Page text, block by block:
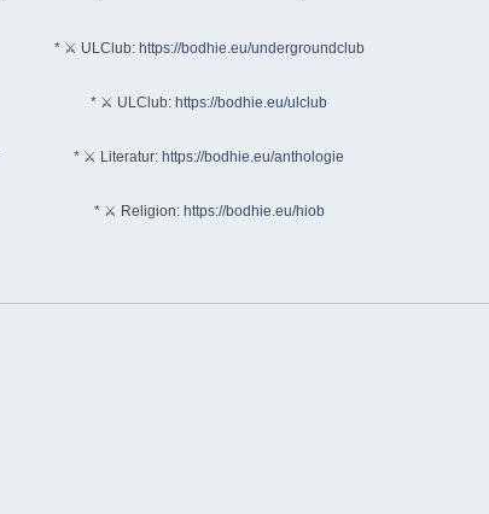
* ⚔ ULClub: https://bodhie.eu/undergroundclub
* ⚔ ULClub: https://bodhie.eu/ulclub
* ⚔ Literatur: https://bodhie.eu/anthologie
* ⚔ Religion: https://bodhie.eu/hiob